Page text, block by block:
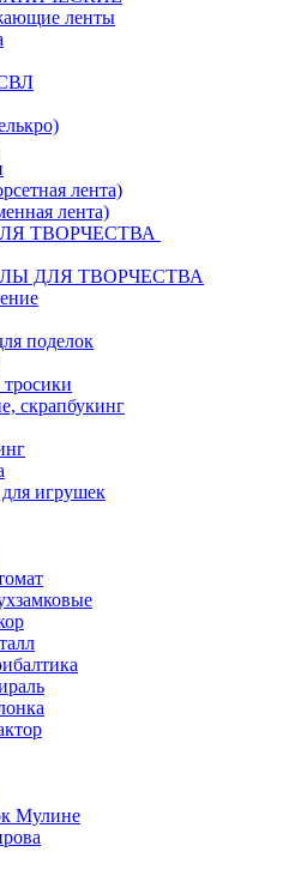
ленты
лента)
лента)
ТВОРЧЕСТВА
ДЛЯ ТВОРЧЕСТВА
поделок
скрапбукинг
игрушек
Мулине